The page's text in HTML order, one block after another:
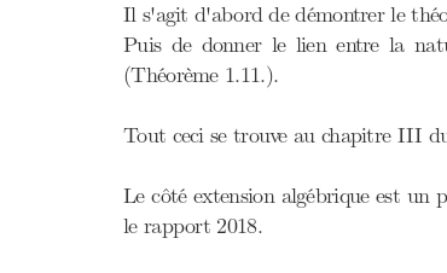
Il s'agit d'abord de démontrer le
Puis de donner le lien entre la
(Théorème 1.11.).
Tout ceci se trouve au chapitre III
Le côté extension algébrique est un
le rapport 2018.